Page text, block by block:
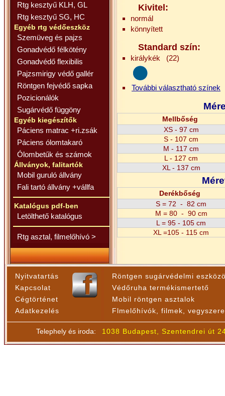
Kivitel:
normál
könnyített
Standard szín:
királykék (22)
További választható színek
Mellbőség
XS - 97 cm
S - 107 cm
M - 117 cm
L - 127 cm
XL - 137 cm
Derékbőség
S = 72 - 82 cm
M = 80 - 90 cm
L = 95 - 105 cm
XL =105 - 115 cm
Rtg kesztyű KLH, GL
Rtg kesztyű SG, HC
Egyéb rtg védőeszköz
Szemüveg és pajzs
Gonadvédő félkötény
Gonadvédő flexibilis
Pajzsmirigy védő gallér
Röntgen fejvédő sapka
Pozicionálók
Sugárvédő függöny
Egyéb kiegészítők
Páciens matrac +ri.zsák
Páciens ólomtakaró
Ólombetűk és számok
Állványok, falitartók
Mobil guruló állvány
Fali tartó állvány +vállfa
Katalógus pdf-ben
Letölthető katalógus
Rtg asztal, filmelőhívó >
Nyitvatartás
Kapcsolat
Cégtörténet
Adatkezelés
Röntgen sugárvédelmi
Védőruha termékismertető
Mobil röntgen asztalok
Flmelőhívók, filmek,
Telephely és iroda: 1038 Budapest, Szentendrei út